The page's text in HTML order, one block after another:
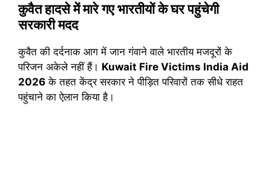
कुवैत हादसे में मारे गए भारतीयों के घर पहुंचेगी
सरकारी मदद
कुवैत की दर्दनाक आग में जान गंवाने वाले भारतीय मजदूरों के
परिजन अकेले नहीं हैं। Kuwait Fire Victims India Aid
2026 के तहत केंद्र सरकार ने पीड़ित परिवारों तक सीधे राहत
पहुंचाने का ऐलान किया है।